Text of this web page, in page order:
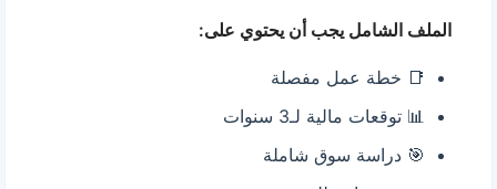
الملف الشامل يجب أن يحتوي على:
📑 خطة عمل مفصلة
📊 توقعات مالية لـ3 سنوات
🎯 دراسة سوق شاملة